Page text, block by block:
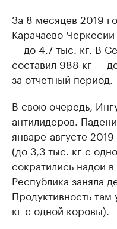
За 8 месяцев 2019
Карачаево-Черкесии
— до 4,7 тыс. кг. В
составил 988 кг —
за отчетный период.
В свою очередь,
антилидеров.
январе-августе
(до 3,3 тыс. кг с
сократились надои
Республика заняла
Продуктивность там
кг с одной коровы).